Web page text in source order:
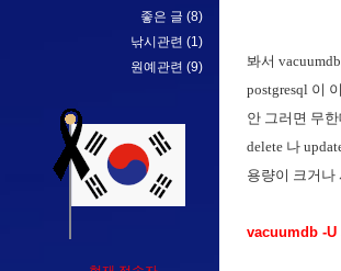
좋은 글 (8)
낚시관련 (1)
원예관련 (9)
봐서
postgresql 이
안 그러면 무
delete 나
용량이 크거나
vacuumdb -U